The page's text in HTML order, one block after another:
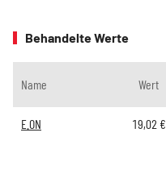
Behandelte Werte
Name Wert
E.ON 19,02 €